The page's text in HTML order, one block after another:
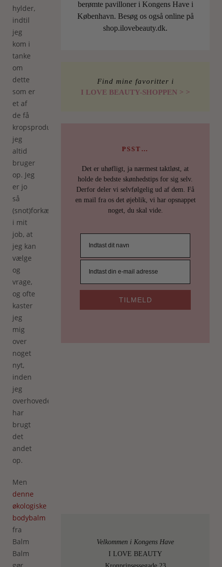
hylder,
indtil
jeg
kom i
tanke
om
dette
som er
et af
de få
kropsprodukter,
jeg
altid
bruger
op. Jeg
er jo
så
(snot)forkælet
i mit
job, at
jeg kan
vælge
og
vrage,
og ofte
kaster
jeg
mig
over
noget
nyt,
inden
jeg
overhovedet
har
brugt
det
andet
op.
Men
denne
økologiske
bodybalm
fra
Balm
Balm
berømte pavilloner i Kongens Have i
København. Besøg os også online på
shop.ilovebeauty.dk.
Find mine favoritter i
I LOVE BEAUTY-SHOPPEN > >
PSST…
Det er uhøfligt, ja nærmest taktløst, at
holde de bedste skønhedstips for sig selv.
Derfor deler vi selvfølgelig ud af dem. Få
en mail fra os det øjeblik, vi har opsnappet
noget, du skal vide.
TILMELD
Velkommen i Kongens Have
I LOVE BEAUTY